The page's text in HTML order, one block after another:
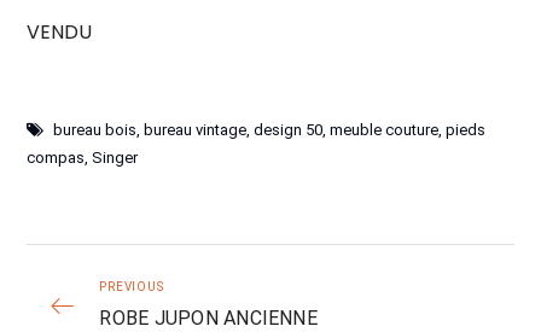
VENDU
bureau bois, bureau vintage,design 50,meuble couture,pieds
compas,Singer
PREVIOUS
ROBE JUPON ANCIENNE